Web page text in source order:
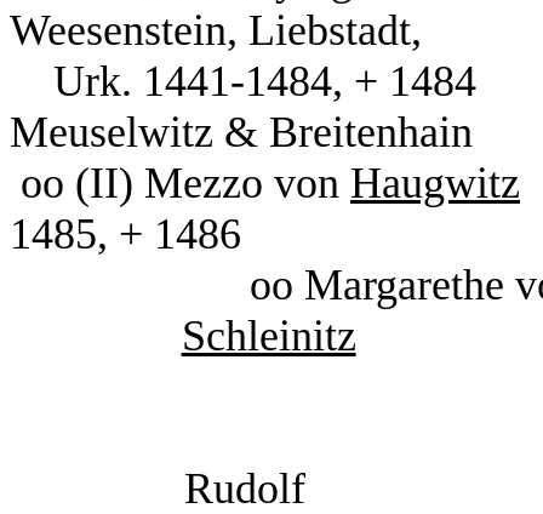
Weesenstein, Liebstadt,
Urk. 1441-1484,
Meuselwitz & Breitenhain
oo (II) Mezzo von Haugwitz
1485, + 1486
oo Margarethe
Schleinitz
Rudolf